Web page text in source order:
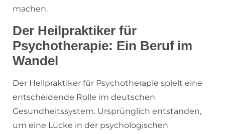
machen.
Der Heilpraktiker für
Psychotherapie: Ein Beruf im
Wandel
Der Heilpraktiker für Psychotherapie spielt eine
entscheidende Rolle im deutschen
Gesundheitssystem. Ursprünglich entstanden,
um eine Lücke in der psychologischen